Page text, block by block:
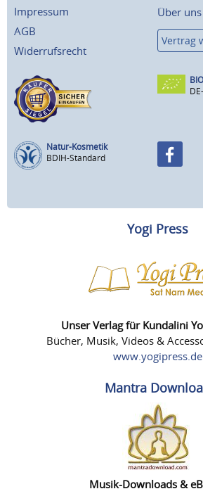
Impressum
AGB
Widerrufsrecht
Über uns
Vertrag
Natur-Kosmetik
BDIH-Standard
Yogi Press
Unser Verlag für Kundalini
Bücher, Musik, Videos &
www.yogipress.de
Mantra
Musik-Downloads &